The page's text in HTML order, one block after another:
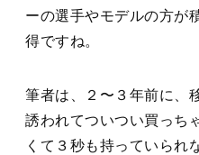
ーの選手やモデルの方が
得ですね。
筆者は、２〜３年前に、
誘われてついつい買っち
くて３秒も持っていられ